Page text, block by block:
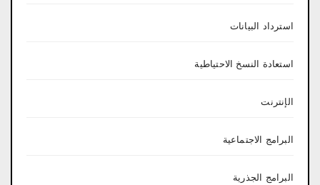
استرداد البيانات
استعادة النسخ الاحتياطية
الإنترنت
البرامج الاجتماعية
البرامج الجذرية